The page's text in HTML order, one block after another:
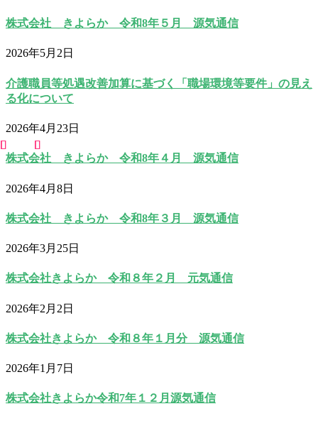
株式会社 きよらか 令和8年５月 源気通信
2026年5月2日
介護職員等処遇改善加算に基づく「職場環境等要件」の見え
る化について
2026年4月23日
株式会社 きよらか 令和8年４月 源気通信
2026年4月8日
株式会社 きよらか 令和8年３月 源気通信
2026年3月25日
株式会社きよらか 令和８年２月 元気通信
2026年2月2日
株式会社きよらか 令和８年１月分 源気通信
2026年1月7日
株式会社きよらか令和7年１２月源気通信